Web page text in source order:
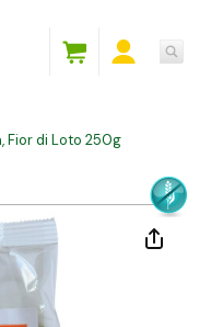
Fior di Loto 250g